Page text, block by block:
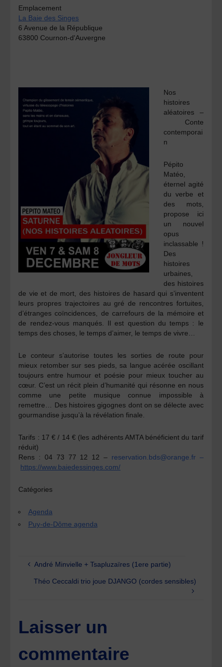
Emplacement
La Baie des Singes
6 Avenue de la République
63800 Cournon-d'Auvergne
Nos
histoires
aléatoires –
Conte
contemporai
n
Pépito
Matéo,
éternel agité
du verbe et
des mots,
propose ici
un nouvel
opus
inclassable !
Des
histoires
urbaines,
des histoires
de vie et de mort, des histoires de hasard qui s’inventent
leurs propres trajectoires au gré de rencontres fortuites,
d’étranges coïncidences, de carrefours de la mémoire et
de rendez-vous manqués. Il est question du temps : le
temps des choses, le temps d’aimer, le temps de vivre…
Le conteur s’autorise toutes les sorties de route pour
mieux retomber sur ses pieds, sa langue acérée oscillant
toujours entre humour et poésie pour mieux toucher au
cœur. C’est un récit plein d’humanité qui résonne en nous
comme une petite musique connue impossible à
remettre… Des histoires gigognes dont on se délecte avec
gourmandise jusqu’à la révélation finale.
Tarifs : 17 € / 14 € (les adhérents AMTA bénéficient du tarif
réduit)
Rens : 04 73 77 12 12 – reservation.bds@orange.fr –
https://www.baiedessinges.com/
Catégories
Agenda
Puy-de-Dôme agenda
André Minvielle + Tsapluzaïres (1ere partie)
Théo Ceccaldi trio joue DJANGO (cordes sensibles)
Laisser un
commentaire